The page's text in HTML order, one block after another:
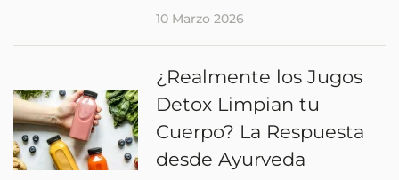
10 Marzo 2026
¿Realmente los Jugos
Detox Limpian tu
Cuerpo? La Respuesta
desde Ayurveda